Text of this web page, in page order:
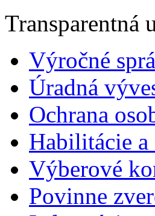
Transparentná
Výročné
Úradná
Ochrana
Habilitácie a
Výberové
Povinne